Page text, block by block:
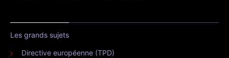
Les grands sujets
Directive européenne (TPD)